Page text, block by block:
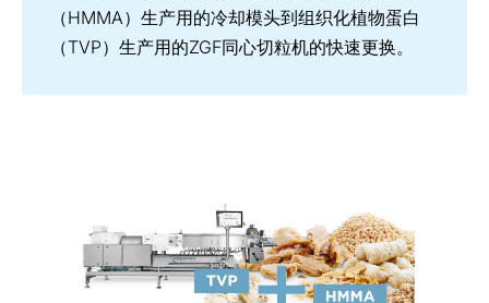
（HMMA）生产用的冷却模头到组织化植物蛋白
（TVP）生产用的ZGF同心切粒机的快速更换。